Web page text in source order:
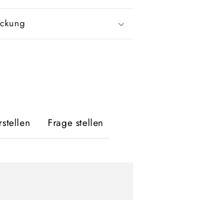
Frage stellen